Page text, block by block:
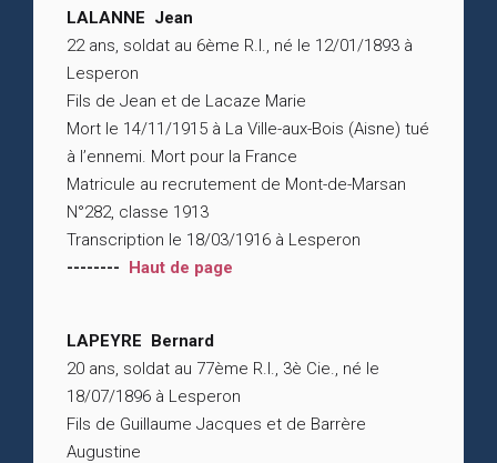
LALANNE Jean
22 ans, soldat au 6ème R.I., né le 12/01/1893 à
Lesperon
Fils de Jean et de Lacaze Marie
Mort le 14/11/1915 à La Ville-aux-Bois (Aisne) tué
à l’ennemi. Mort pour la France
Matricule au recrutement de Mont-de-Marsan
N°282, classe 1913
Transcription le 18/03/1916 à Lesperon
-------- Haut de page
LAPEYRE Bernard
20 ans, soldat au 77ème R.I., 3è Cie., né le
18/07/1896 à Lesperon
Fils de Guillaume Jacques et de Barrère
Augustine